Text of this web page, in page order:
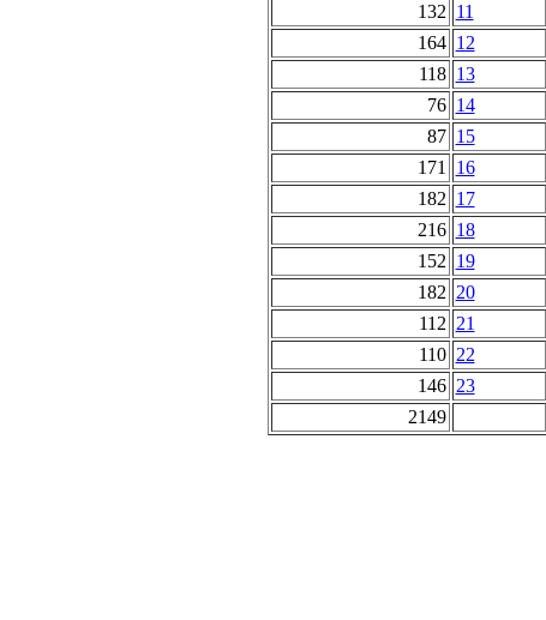
132 11
164 12
118 13
76 14
87 15
171
16
182 17
216 18
152 19
182 20
112 21
110 22
146 23
2149